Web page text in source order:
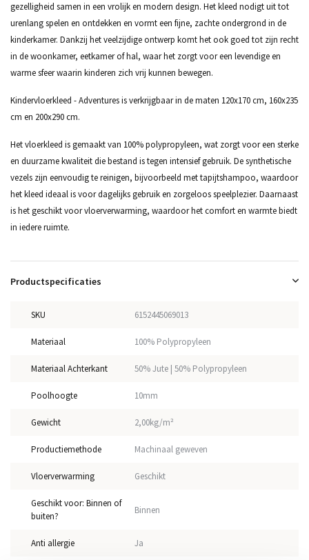
gezelligheid samen in een vrolijk en modern design. Het kleed nodigt uit tot
urenlang spelen en ontdekken en vormt een fijne, zachte ondergrond in de
kinderkamer. Dankzij het veelzijdige ontwerp komt het ook goed tot zijn recht
in de woonkamer, eetkamer of hal, waar het zorgt voor een levendige en
warme sfeer waarin kinderen zich vrij kunnen bewegen.
Kindervloerkleed - Adventures is verkrijgbaar in de maten 120x170 cm, 160x235
cm en 200x290 cm.
Het vloerkleed is gemaakt van 100% polypropyleen, wat zorgt voor een sterke
en duurzame kwaliteit die bestand is tegen intensief gebruik. De synthetische
vezels zijn eenvoudig te reinigen, bijvoorbeeld met tapijtshampoo, waardoor
het kleed ideaal is voor dagelijks gebruik en zorgeloos speelplezier. Daarnaast
is het geschikt voor vloerverwarming, waardoor het comfort en warmte biedt
in iedere ruimte.
Productspecificaties
SKU 6152445069013
Materiaal 100% Polypropyleen
Materiaal Achterkant 50% Jute | 50% Polypropyleen
Poolhoogte 10mm
Gewicht 2,00kg/m²
Productiemethode Machinaal geweven
Vloerverwarming Geschikt
Geschikt voor: Binnen of
buiten?
Binnen
Anti allergie Ja